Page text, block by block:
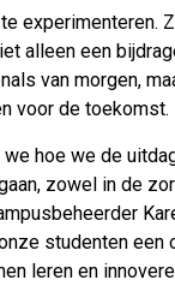
experimenteren.
alleen een
van morgen,
voor de toekomst.
hoe we de
zowel in de
studenten een
leren en